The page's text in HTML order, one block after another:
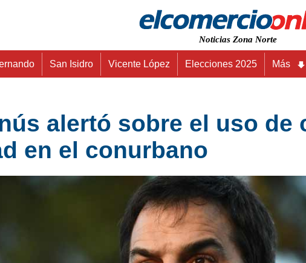
Noticias Zona Norte
San Isidro Vicente López Elecciones 2025 Más
alertó sobre el uso de
en el conurbano